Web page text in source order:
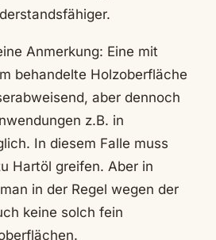
Anmerkung: Eine mit
behandelte Holzoberfläche
aber dennoch
z.B. in
In diesem Falle muss
Hartöl greifen. Aber in
in der Regel wegen der
keine solch fein